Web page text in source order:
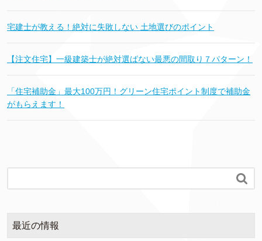
宅建士が教える！絶対に失敗しない 土地選びのポイント
【注文住宅】一級建築士が絶対選ばない最悪の間取り７パターン！
「住宅補助金」最大100万円！グリーン住宅ポイント制度で補助金
がもらえます！

最近の情報